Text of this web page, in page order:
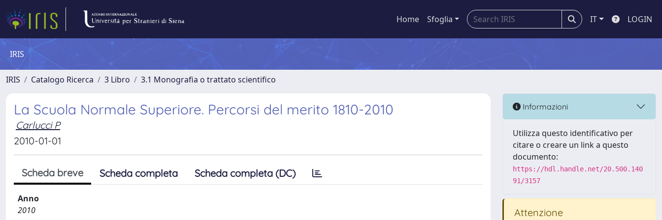
Home Sfoglia IT LOGIN
IRIS
IRIS Catalogo Ricerca 3 Libro 3.1 Monografia o trattato scientifico
La Scuola Normale Superiore. Percorsi del merito 1810-2010
Carlucci P
2010-01-01
Scheda breve Scheda completa Scheda completa (DC)
Anno
2010
Informazioni
Utilizza questo identificativo per
citare o creare un link a questo
documento:
https://hdl.handle.net/20.500.140
91/3157
Attenzione